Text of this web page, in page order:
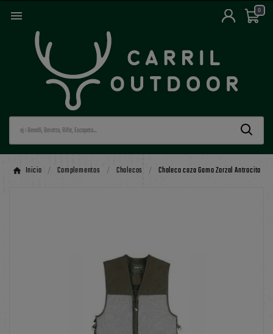
 0
Inicio Complementos Chalecos Chaleco caza Gamo Zorzal Antracita